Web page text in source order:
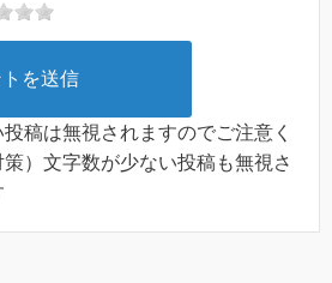
稿は無視されますのでご注意く
）文字数が少ない投稿も無視さ